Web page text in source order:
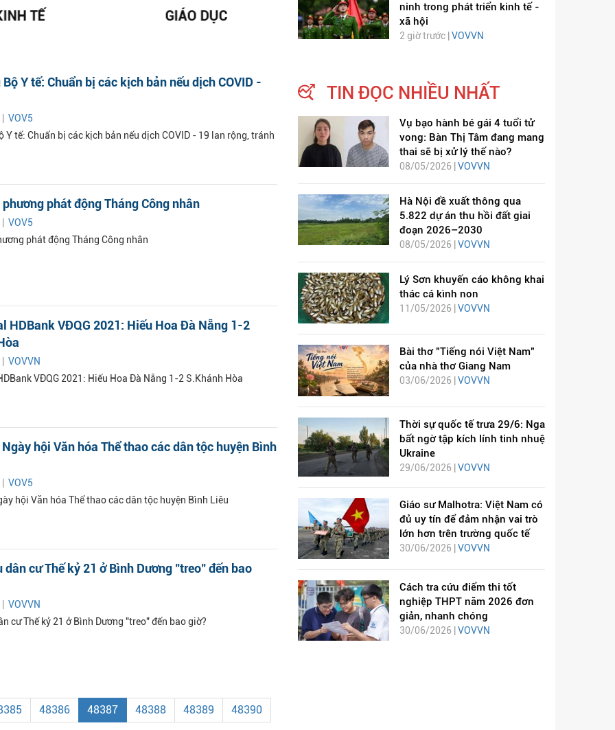
TẾ GIÁO DỤC
DỊCH VIÊM PHỔI COVID-
19
HÁT LÊN VIỆT NAM
Y tế: Chuẩn bị các kịch bản nếu dịch COVID -
VOV5
Y tế: Chuẩn bị các kịch bản nếu dịch COVID - 19 lan rộng, tránh
phát động Tháng Công nhân
VOV5
phát động Tháng Công nhân
HDBank VĐQG 2021: Hiếu Hoa Đà Nẵng 1-2
VOVVN
VĐQG 2021: Hiếu Hoa Đà Nẵng 1-2 S.Khánh Hòa
hội Văn hóa Thể thao các dân tộc huyện Bình
VOV5
hội Văn hóa Thể thao các dân tộc huyện Bình Liêu
dân cư Thế kỷ 21 ở Bình Dương "treo" đến bao
VOVVN
cư Thế kỷ 21 ở Bình Dương "treo" đến bao giờ?
48386 48387 48388 48389
48390
ninh trong phát triển kinh tế -
xã hội
2 giờ trước | VOVVN
TIN ĐỌC NHIỀU NHẤT
Vụ bạo hành bé gái 4 tuổi tử
vong: Bàn Thị Tâm đang mang
thai sẽ bị xử lý thế nào?
08/05/2026 | VOVVN
Hà Nội đề xuất thông qua
5.822 dự án thu hồi đất giai
đoạn 2026–2030
08/05/2026 | VOVVN
Lý Sơn khuyến cáo không khai
thác cá kình non
11/05/2026 | VOVVN
Bài thơ "Tiếng nói Việt Nam"
của nhà thơ Giang Nam
03/06/2026 | VOVVN
Thời sự quốc tế trưa 29/6: Nga
bất ngờ tập kích lính tinh nhuệ
Ukraine
29/06/2026 | VOVVN
Giáo sư Malhotra: Việt Nam có
đủ uy tín để đảm nhận vai trò
lớn hơn trên trường quốc tế
30/06/2026 | VOVVN
Cách tra cứu điểm thi tốt
nghiệp THPT năm 2026 đơn
giản, nhanh chóng
30/06/2026 |VOVVN